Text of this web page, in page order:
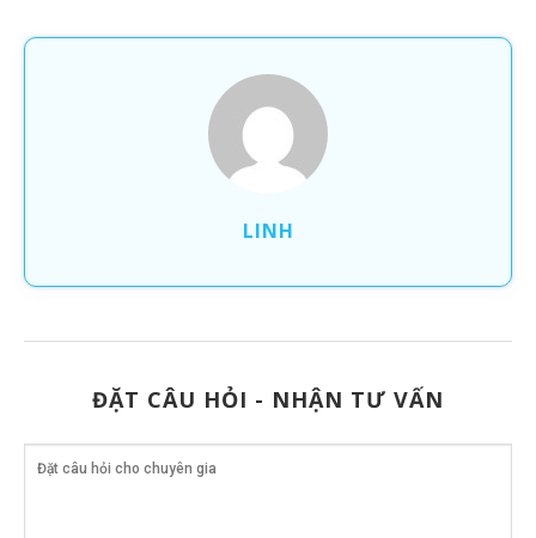
LINH
ĐẶT CÂU HỎI - NHẬN TƯ VẤN